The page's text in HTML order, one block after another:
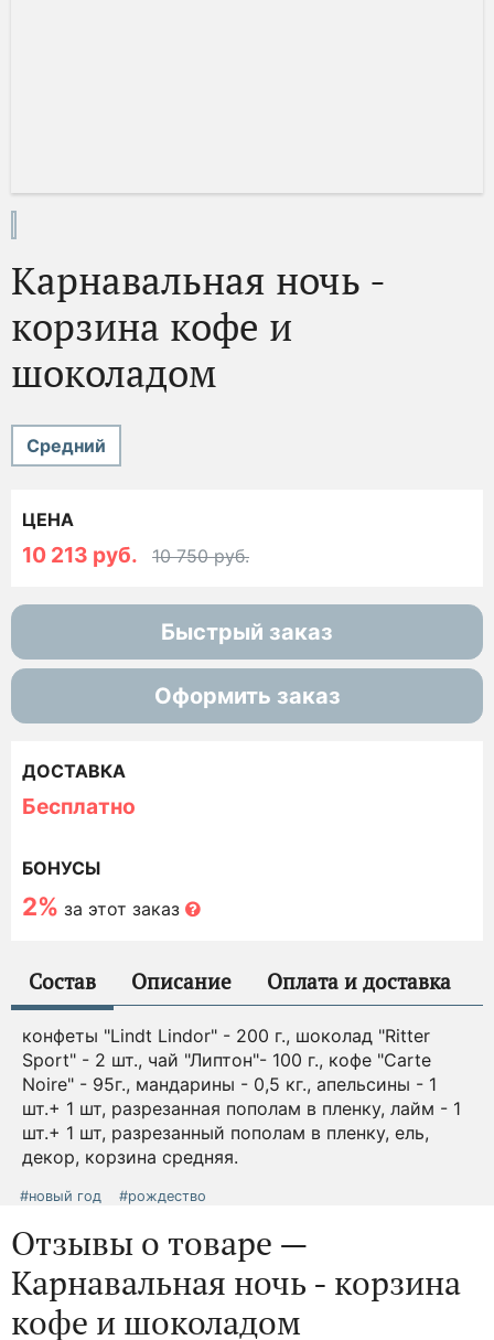
Карнавальная ночь -
корзина кофе и
шоколадом
Средний
ЦЕНА
10 213 руб. 10 750 руб.
Быстрый заказ
Оформить заказ
ДОСТАВКА
Бесплатно
БОНУСЫ
2% за этот заказ
Состав Описание Оплата и доставка
конфеты "Lindt Lindor" - 200 г., шоколад "Ritter
Sport" - 2 шт., чай "Липтон"- 100 г., кофе "Carte
Noire" - 95г., мандарины - 0,5 кг., апельсины - 1
шт.+ 1 шт, разрезанная пополам в пленку, лайм - 1
шт.+ 1 шт, разрезанный пополам в пленку, ель,
декор, корзина средняя.
#новый год #рождество
Отзывы о товаре —
Карнавальная ночь - корзина
кофе и шоколадом